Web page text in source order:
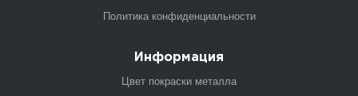
Политика конфиденциальности
Информация
Цвет покраски металла